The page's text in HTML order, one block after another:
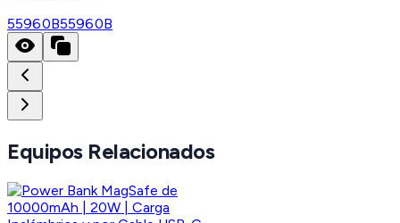
55960B55960B
Equipos Relacionados